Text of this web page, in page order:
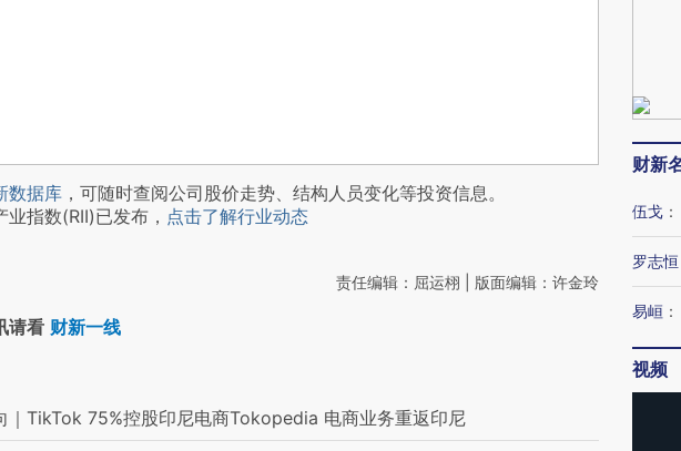
数据库 ，可随时查阅公司股价走势、结构人员变化等投资信息。
指数(RII)已发布， 点击了解行业动态
责任编辑：屈运栩 | 版面编辑：许金玲
请看 财新一线
｜TikTok 75%控股印尼电商Tokopedia 电商业务重返印尼
财新
伍戈 ：
罗志恒
易峘 ：
视频